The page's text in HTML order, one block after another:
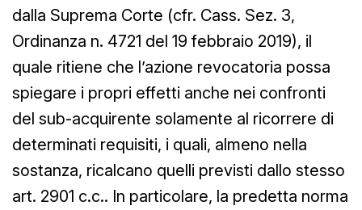
dalla Suprema Corte (cfr. Cass. Sez. 3,
Ordinanza n. 4721 del 19 febbraio 2019), il
quale ritiene che l’azione revocatoria possa
spiegare i propri effetti anche nei confronti
del sub-acquirente solamente al ricorrere di
determinati requisiti, i quali, almeno nella
sostanza, ricalcano quelli previsti dallo stesso
art. 2901 c.c.. In particolare, la predetta norma